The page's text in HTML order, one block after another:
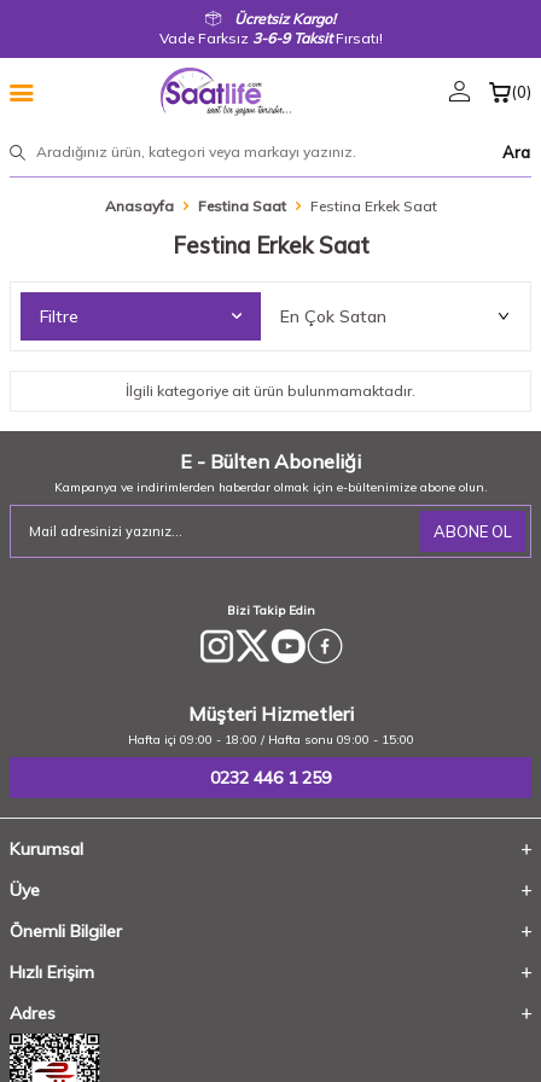
Ücretsiz Kargo!
Vade Farksız 3-6-9 TaksitFırsatı!
Ara
(0)
Anasayfa Festina Saat Festina Erkek Saat
Festina Erkek Saat
Filtre
İlgili kategoriye ait ürün bulunmamaktadır.
E - Bülten Aboneliği
Kampanya ve indirimlerden haberdar olmak için e-bültenimize abone olun.
ABONE OL
Bizi Takip Edin
Müşteri Hizmetleri
Hafta içi 09:00 - 18:00 / Hafta sonu 09:00 - 15:00
0232 446 1 259
Kurumsal
Üye
Önemli Bilgiler
Hızlı Erişim
Adres